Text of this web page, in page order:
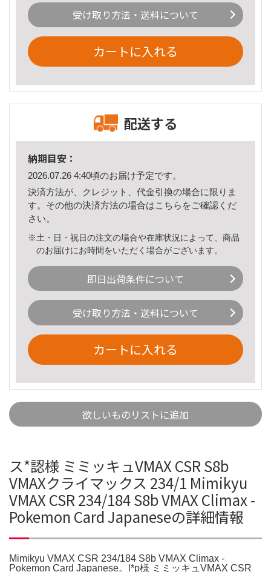
受け取り方法・送料について
カートに入れる
配送する
納期目安：
2026.07.26 4:40頃のお届け予定です。
決済方法が、クレジット、代金引換の場合に限りま
す。その他の決済方法の場合はこちら をご確認くだ
さい。
※土・日・祝日の注文の場合や在庫状況によって、商品
のお届けにお時間をいただく場合がございます。
即日出荷条件について
受け取り方法・送料について
カートに入れる
欲しいものリストに追加
ス*認様 ミミッキュVMAX CSR S8b
VMAXクライマックス 234/1 Mimikyu
VMAX CSR 234/184 S8b VMAX Climax -
Pokemon Card Japaneseの詳細情報
Mimikyu VMAX CSR 234/184 S8b VMAX Climax -
Pokemon Card Japanese。l*p様 ミミッキュVMAX CSR